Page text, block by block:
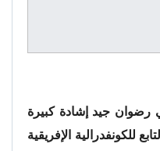
رضوان جيد إشادة كبيرة
للكونفدرالية الإفريقية